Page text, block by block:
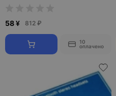
58 ¥ 812 ₽
10
оплачено